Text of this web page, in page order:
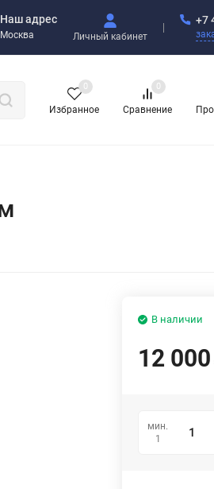
Наш адрес
Москва Личный кабинет
+7
Избранное
0
Сравнение
0
В наличии
12 000
мин.
1